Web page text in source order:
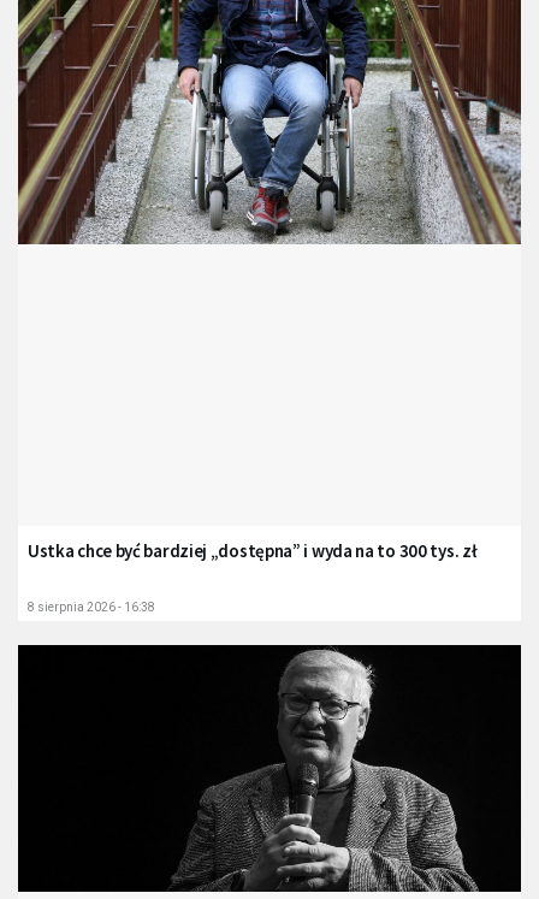
Ustka chce być bardziej „dostępna” i wyda na to 300 tys. zł
8 sierpnia 2026 - 16:38